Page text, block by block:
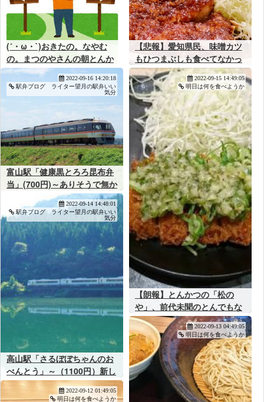
(´・ω・`)おきたの。なやむ
の。まつのやさんの朝とんか
つ490えんかまつやさんの朝
定食420えんかまようの。
【悲報】愛知県民、味噌カツ
もひつまぶしも食べてなかっ
た･･･
富山駅「健康黒とろろ昆布弁
当」(700円)～ありそうで無か
った富山のソウルフード駅
弁！
2022-09-16 14:20:18
駅弁ブログ ライター望月の駅弁いい
気分
【朗報】とんかつの「松の
や」、前代未聞のとんでもな
いキャンペーンを開催してし
まうｗｗｗ
2022-09-15 14:49:05
明日は何を食べようか
高山駅「さるぼぼちゃんのお
べんとう」～（1100円）新し
いひだで行く高山のボンネッ
トバスツアー！
2022-09-14 14:48:01
駅弁ブログ ライター望月の駅弁いい
気分
2022-09-13 04:49:05
明日は何を食べようか
2022-09-12 01:49:05
明日は何を食べようか